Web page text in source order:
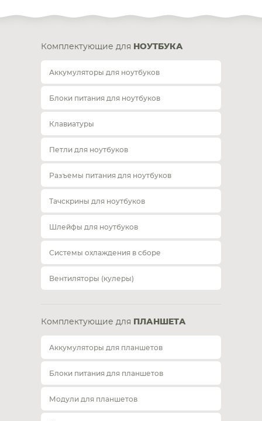
Комплектующие для НОУТБУКА
Аккумуляторы для ноутбуков
Блоки питания для ноутбуков
Клавиатуры
Петли для ноутбуков
Разъемы питания для ноутбуков
Тачскрины для ноутбуков
Шлейфы для ноутбуков
Системы охлаждения в сборе
Вентиляторы (кулеры)
Комплектующие для ПЛАНШЕТА
Аккумуляторы для планшетов
Блоки питания для планшетов
Модули для планшетов